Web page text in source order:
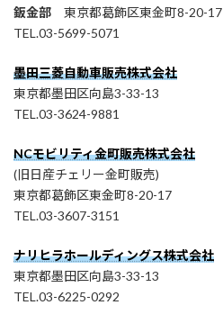
鈑金部 東京都葛飾区東金町8-20-17
TEL.03-5699-5071
墨田三菱自動車販売株式会社
東京都墨田区向島3-33-13
TEL.03-3624-9881
NCモビリティ金町販売株式会社
(旧日産チェリー金町販売)
東京都葛飾区東金町8-20-17
TEL.03-3607-3151
ナリヒラホールディングス株式会社
東京都墨田区向島3-33-13
TEL.03-6225-0292